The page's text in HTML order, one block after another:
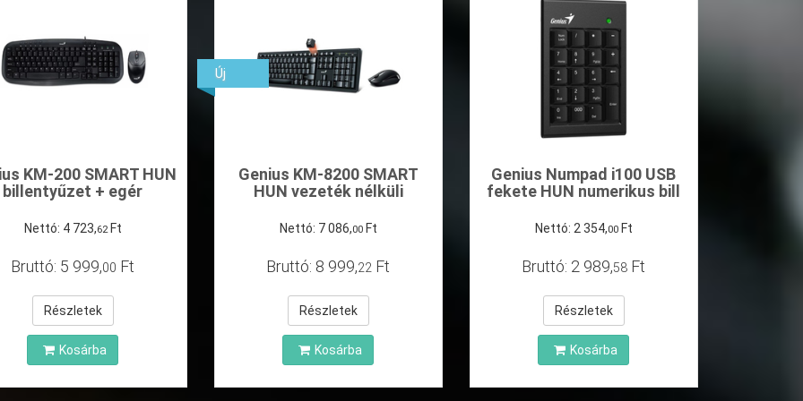
KM-200 SMART HUN
billentyűzet + egér
Nettó: 4 723,62 Ft
Bruttó: 5 999,00 Ft
Részletek
Kosárba
Genius KM-8200 SMART
HUN vezeték nélküli
Nettó: 7086,00 Ft
Bruttó: 8 999,22 Ft
Részletek
Kosárba
Új
Genius Numpad i100 USB
fekete HUN numerikus bill
Nettó: 2 354,00 Ft
Bruttó: 2 989,58 Ft
Részletek
Kosárba